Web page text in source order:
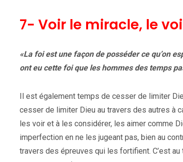
7- Voir le miracle, le
«La foi est une façon de posséder ce qu’on
ont eu cette foi que les hommes des temps
Il est également temps de cesser de limiter
cesser de limiter Dieu au travers des autres à
les voir et à les considérer, les aimer comme
imperfection en ne les jugeant pas, bien au
travers des épreuves qui les fortifient. C’est